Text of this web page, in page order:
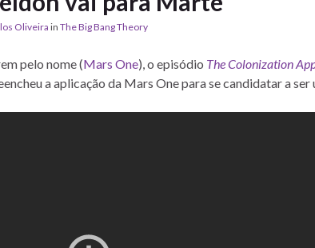
Oliveira in The Big Bang Theory
pelo nome (Mars One), o episódio The Colonization
a aplicação da Mars One para se candidatar a